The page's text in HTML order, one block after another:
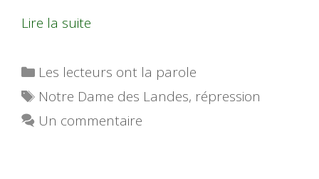
Lire la suite
Catégories
Les lecteurs ont la parole
Étiquettes
Notre Dame des Landes, répression
Un commentaire